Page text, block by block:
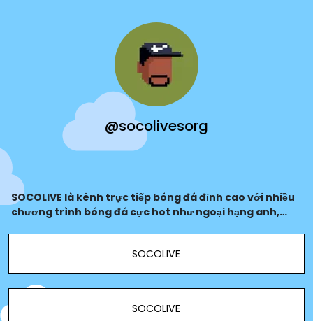
@socolivesorg
SOCOLIVE là kênh trực tiếp bóng đá đỉnh cao với nhiều
chương trình bóng đá cực hot như ngoại hạng anh,
SOCOLIVE
SOCOLIVE